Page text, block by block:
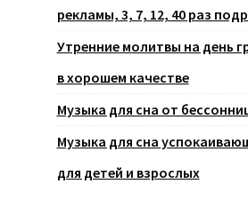
рекламы, 3, 7, 12, 40 раз
Утренние молитвы на день
в хорошем качестве
Музыка для сна от
Музыка для сна
для детей и взрослых